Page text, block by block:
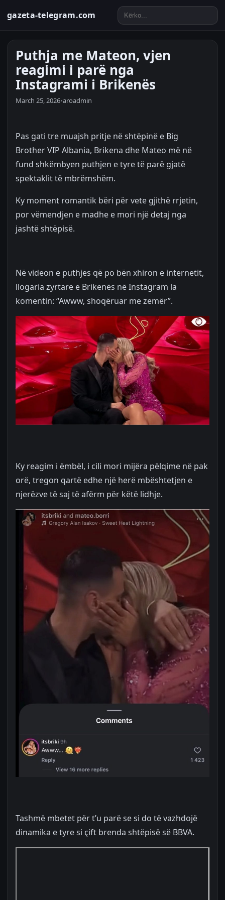
gazeta-telegram.com
Puthja me Mateon, vjen
reagimi i parë nga
Instagrami i Brikenës
March 25, 2026•aroadmin
Pas gati tre muajsh pritje në shtëpinë e Big
Brother VIP Albania, Brikena dhe Mateo më në
fund shkëmbyen puthjen e tyre të parë gjatë
spektaklit të mbrëmshëm.
Ky moment romantik bëri për vete gjithë rrjetin,
por vëmendjen e madhe e mori një detaj nga
jashtë shtëpisë.
Në videon e puthjes që po bën xhiron e internetit,
llogaria zyrtare e Brikenës në Instagram la
komentin: “Awww, shoqëruar me zemër”.
Ky reagim i ëmbël, i cili mori mijëra pëlqime në pak
orë, tregon qartë edhe një herë mbështetjen e
njerëzve të saj të afërm për këtë lidhje.
Tashmë mbetet për t’u parë se si do të vazhdojë
dinamika e tyre si çift brenda shtëpisë së BBVA.